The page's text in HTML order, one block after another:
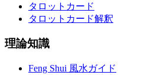
タロットカード
タロットカード解釈
理論知識
Feng Shui 風水ガイド